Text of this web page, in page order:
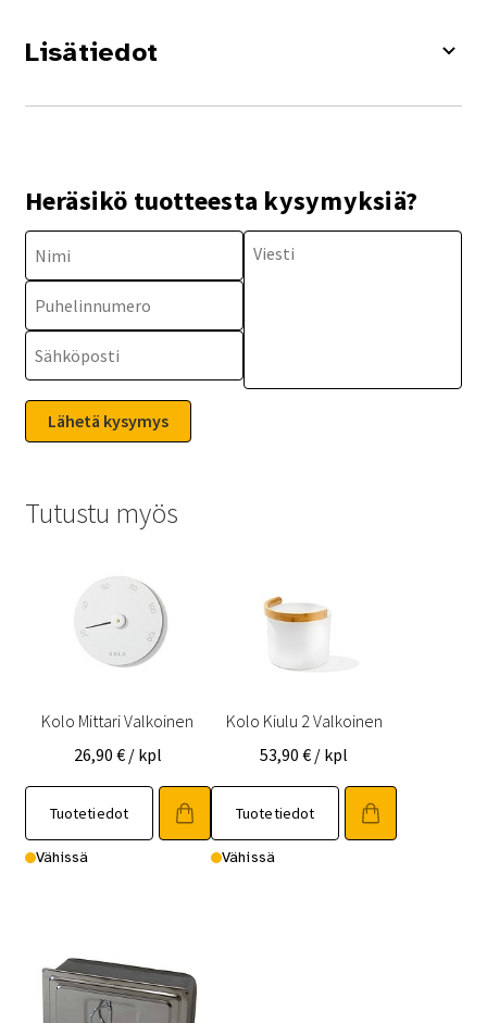
Lisätiedot
Heräsikö tuotteesta kysymyksiä?
Tutustu myös
Kolo Mittari Valkoinen
26,90 € / kpl
Tuotetiedot
Vähissä
Kolo Kiulu 2 Valkoinen
53,90€ / kpl
Tuotetiedot
Vähissä